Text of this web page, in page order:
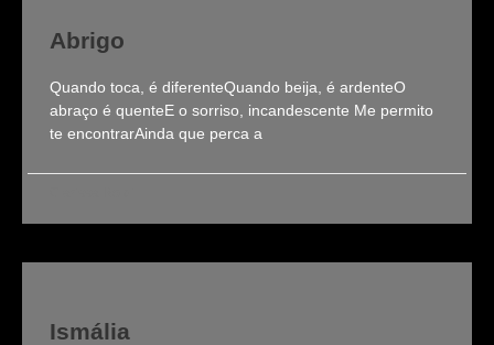
Abrigo
Quando toca, é diferenteQuando beija, é ardenteO
abraço é quenteE o sorriso, incandescente Me permito
te encontrarAinda que perca a
Ismália